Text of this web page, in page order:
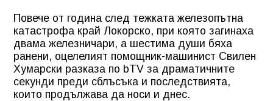
Повече от година след тежката железопътна
катастрофа край Локорско, при която загинаха
двама железничари, а шестима души бяха
ранени, оцелелият помощник-машинист Свилен
Хумарски разказа по bTV за драматичните
секунди преди сблъсъка и последствията,
които продължава да носи и днес.